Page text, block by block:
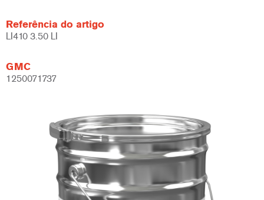
Referência do artigo
LI410 3.50 LI
GMC
1250071737